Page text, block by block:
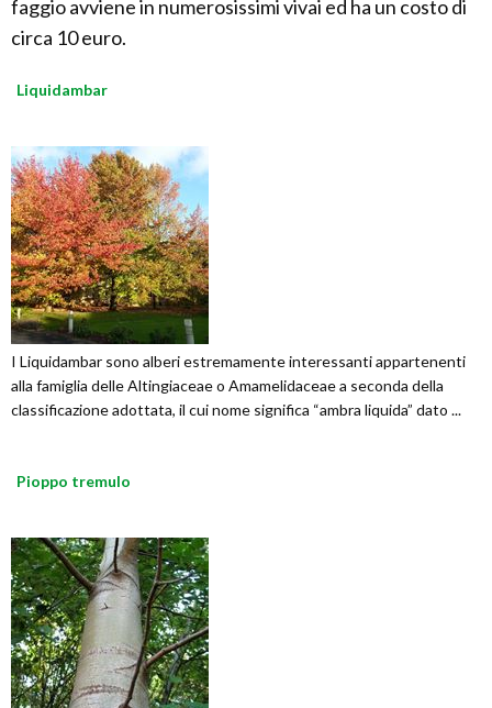
faggio avviene in numerosissimi vivai ed ha un costo di
circa 10 euro.
Liquidambar
I Liquidambar sono alberi estremamente interessanti appartenenti
alla famiglia delle Altingiaceae o Amamelidaceae a seconda della
classificazione adottata, il cui nome significa “ambra liquida” dato ...
Pioppo tremulo